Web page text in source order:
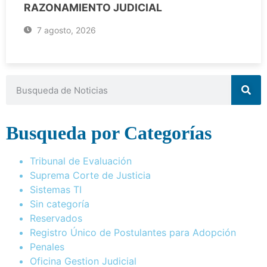
RAZONAMIENTO JUDICIAL
7 agosto, 2026
Busqueda por Categorías
Tribunal de Evaluación
Suprema Corte de Justicia
Sistemas TI
Sin categoría
Reservados
Registro Único de Postulantes para Adopción
Penales
Oficina Gestion Judicial